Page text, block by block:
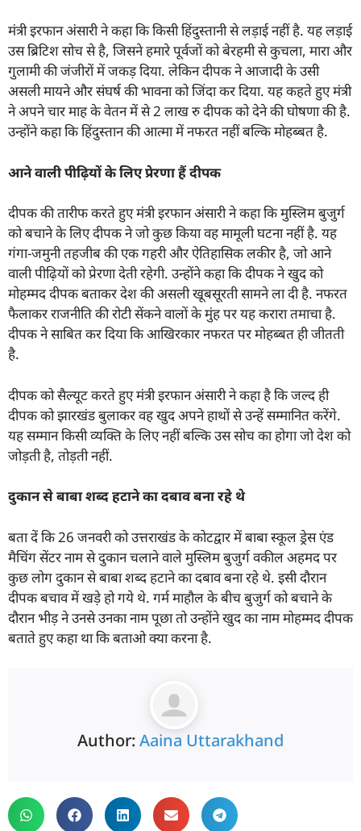
मंत्री इरफान अंसारी ने कहा कि किसी हिंदुस्तानी से लड़ाई नहीं है. यह लड़ाई
उस ब्रिटिश सोच से है, जिसने हमारे पूर्वजों को बेरहमी से कुचला, मारा और
गुलामी की जंजीरों में जकड़ दिया. लेकिन दीपक ने आजादी के उसी
असली मायने और संघर्ष की भावना को जिंदा कर दिया. यह कहते हुए मंत्री
ने अपने चार माह के वेतन में से 2 लाख रु दीपक को देने की घोषणा की है.
उन्होंने कहा कि हिंदुस्तान की आत्मा में नफरत नहीं बल्कि मोहब्बत है.
आने वाली पीढ़ियों के लिए प्रेरणा हैं दीपक
दीपक की तारीफ करते हुए मंत्री इरफान अंसारी ने कहा कि मुस्लिम बुजुर्ग
को बचाने के लिए दीपक ने जो कुछ किया वह मामूली घटना नहीं है. यह
गंगा-जमुनी तहजीब की एक गहरी और ऐतिहासिक लकीर है, जो आने
वाली पीढ़ियों को प्रेरणा देती रहेगी. उन्होंने कहा कि दीपक ने खुद को
मोहम्मद दीपक बताकर देश की असली खूबसूरती सामने ला दी है. नफरत
फैलाकर राजनीति की रोटी सेंकने वालों के मुंह पर यह करारा तमाचा है.
दीपक ने साबित कर दिया कि आखिरकार नफरत पर मोहब्बत ही जीतती
है.
दीपक को सैल्यूट करते हुए मंत्री इरफान अंसारी ने कहा है कि जल्द ही
दीपक को झारखंड बुलाकर वह खुद अपने हाथों से उन्हें सम्मानित करेंगे.
यह सम्मान किसी व्यक्ति के लिए नहीं बल्कि उस सोच का होगा जो देश को
जोड़ती है, तोड़ती नहीं.
दुकान से बाबा शब्द हटाने का दबाव बना रहे थे
बता दें कि 26 जनवरी को उत्तराखंड के कोटद्वार में बाबा स्कूल ड्रेस एंड
मैचिंग सेंटर नाम से दुकान चलाने वाले मुस्लिम बुजुर्ग वकील अहमद पर
कुछ लोग दुकान से बाबा शब्द हटाने का दबाव बना रहे थे. इसी दौरान
दीपक बचाव में खड़े हो गये थे. गर्म माहौल के बीच बुजुर्ग को बचाने के
दौरान भीड़ ने उनसे उनका नाम पूछा तो उन्होंने खुद का नाम मोहम्मद दीपक
बताते हुए कहा था कि बताओ क्या करना है.
Author: Aaina Uttarakhand